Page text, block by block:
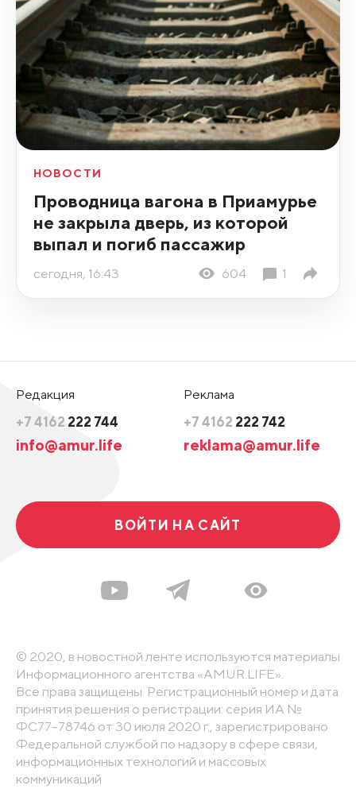
НОВОСТИ
Проводница вагона в Приамурье
не закрыла дверь, из которой
выпал и погиб пассажир
сегодня, 16:43 604 1
Редакция
+7 4162 222 744
info@amur.life
Реклама
+7 4162 222 742
reklama@amur.life
ВОЙТИ НА САЙТ
© 2020, в новостной ленте используются материалы
Информационного агентства «AMUR.LIFE».
Все права защищены. Регистрационный номер и дата
принятия решения о регистрации: серия ИА №
ФС77-78746 от 30 июля 2020 г., зарегистрировано
Федеральной службой по надзору в сфере связи,
информационных технологий и массовых
коммуникаций